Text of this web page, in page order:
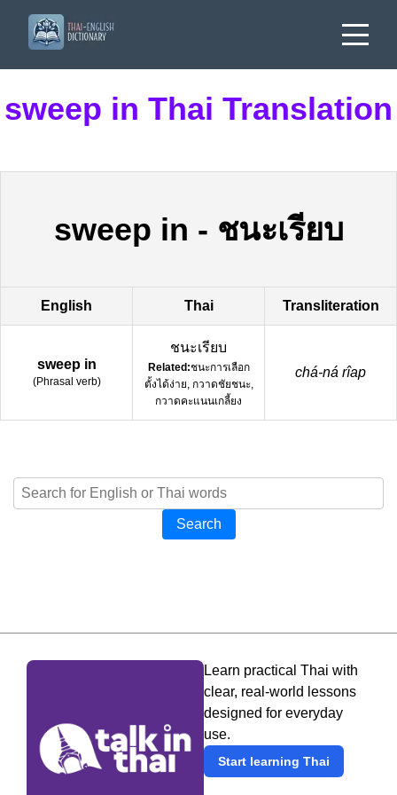
sweep in Thai Translation
sweep in - ชนะเรียบ
English Thai Transliteration
sweep in
(Phrasal verb)
ชนะเรียบ
Related:ชนะการเลือก
ตั้งได้ง่าย, กวาดชัยชนะ,
กวาดคะแนนเกลี้ยง
chá-ná rîap
Search
Learn practical Thai with
clear, real-world lessons
designed for everyday
use.
Start learning Thai